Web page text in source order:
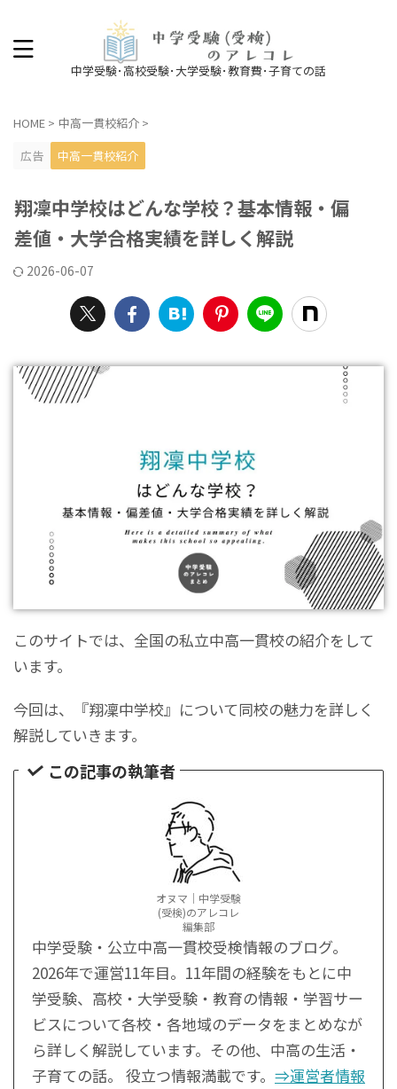
中学受験･高校受験･大学受験･教育費･子育ての話
HOME > 中高一貫校紹介 >
広告
中高一貫校紹介
翔凜中学校はどんな学校？基本情報・偏
差値・大学合格実績を詳しく解説
2026-06-07
このサイトでは、全国の私立中高一貫校の紹介をして
います。
今回は、『翔凜中学校』について同校の魅力を詳しく
解説していきます。
この記事の執筆者
オヌマ｜中学受験
(受検)のアレコレ
編集部
中学受験・公立中高一貫校受検情報のブログ。
2026年で運営11年目。11年間の経験をもとに中
学受験、高校・大学受験・教育の情報・学習サー
ビスについて各校・各地域のデータをまとめなが
ら詳しく解説しています。その他、中高の生活・
子育ての話。 役立つ情報満載です。 ⇒運営者情報